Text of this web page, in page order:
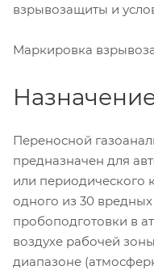
взрывозащиты и
Маркировка
Переносной
предназначен для
или периодического
одного из 30
пробоподготовки в
воздухе рабочей
диапазоне